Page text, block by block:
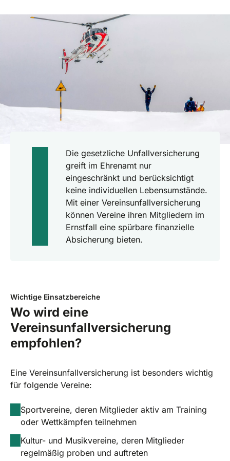
Die gesetzliche Unfallversicherung
greift im Ehrenamt nur
eingeschränkt und berücksichtigt
keine individuellen Lebensumstände.
Mit einer Vereinsunfallversicherung
können Vereine ihren Mitgliedern im
Ernstfall eine spürbare finanzielle
Absicherung bieten.
Wichtige Einsatzbereiche
Wo wird eine
Vereinsunfallversicherung
empfohlen?
Eine Vereinsunfallversicherung ist besonders wichtig
für folgende Vereine:
Sportvereine, deren Mitglieder aktiv am Training
oder Wettkämpfen teilnehmen
Kultur- und Musikvereine, deren Mitglieder
regelmäßig proben und auftreten